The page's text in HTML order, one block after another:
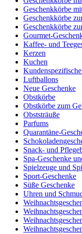
Geschenkkörbe
Geschenkkörbe
Geschenkkörbe
Gourmet-
Kaffee- und
Kerzen
Kuchen
Luftballons
Neue Geschenke
Obstkörbe
Obstkörbe zum
Obststräuße
Parfums
Quarantäne-
Snack- und
Spa-Geschenke
Spielzeuge und
Sport-Geschenke
Süße Geschenke
Uhren und